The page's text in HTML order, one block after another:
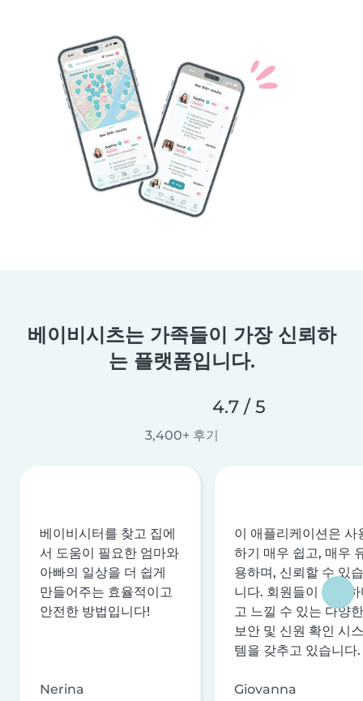
베이비시츠는 가족들이 가장 신뢰하
는 플랫폼입니다.
4.7 / 5
3,400+ 후기
베이비시터를 찾고 집에
서 도움이 필요한 엄마와
아빠의 일상을 더 쉽게
만들어주는 효율적이고
안전한 방법입니다!
Nerina
이 애플리케이션은 사
하기 매우 쉽고, 매우
용하며, 신뢰할 수 있습
니다. 회원들이 안전
고 느낄 수 있는 다양한
보안 및 신원 확인 시스
템을 갖추고 있습니다.
Giovanna